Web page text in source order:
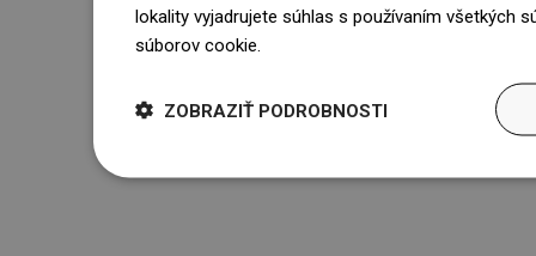
lokality vyjadrujete súhlas s používaním všetkých
súborov cookie.
ZOBRAZIŤ PODROBNOSTI